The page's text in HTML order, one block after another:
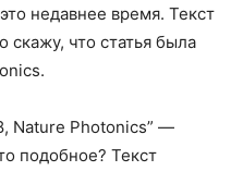
недавнее время. Текст
скажу, что статья была
Nature Photonics” —
подобное? Текст